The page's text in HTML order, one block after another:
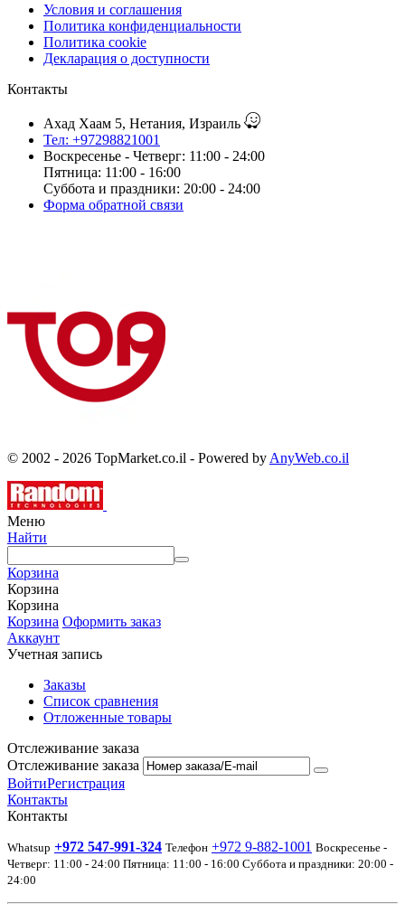
Условия и соглашения
Политика конфиденциальности
Политика cookie
Декларация о доступности
Контакты
Ахад Хаам 5, Нетания, Израиль
Тел: +97298821001
Воскресенье - Четверг: 11:00 - 24:00
Пятница: 11:00 - 16:00
Суббота и праздники: 20:00 - 24:00
Форма обратной связи
© 2002 - 2026 TopMarket.co.il - Powered by AnyWeb.co.il
Меню
Найти
Корзина
Корзина
Корзина
Корзина Оформить заказ
Аккаунт
Учетная запись
Заказы
Список сравнения
Отложенные товары
Отслеживание заказа
Отслеживание заказа
ВойтиРегистрация
Контакты
Контакты
Whatsup +972 547-991-324 Телефон +972 9-882-1001 Воскресенье -
Четверг: 11:00 - 24:00 Пятница: 11:00 - 16:00 Суббота и праздники: 20:00 -
24:00